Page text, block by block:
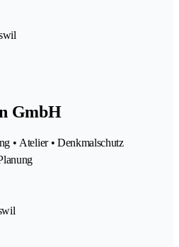
GmbH
• Atelier • Denkmalschutz